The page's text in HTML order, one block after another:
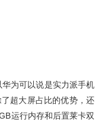
为可以说是实力派手机
超大屏占比的优势，还
运行内存和后置莱卡双